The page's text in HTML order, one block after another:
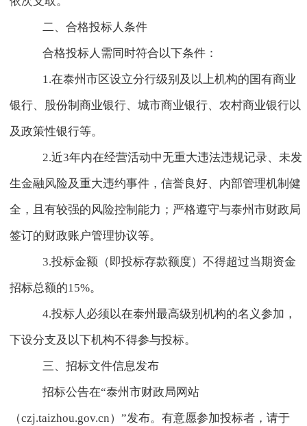
二、合格投标人条件
合格投标人需同时符合以下条件：
1.在泰州市区设立分行级别及以上机构的国有商业
银行、股份制商业银行、城市商业银行、农村商业银行以
及政策性银行等。
2.近3年内在经营活动中无重大违法违规记录、未发
生金融风险及重大违约事件，信誉良好、内部管理机制健
全，且有较强的风险控制能力；严格遵守与泰州市财政局
签订的财政账户管理协议等。
3.投标金额（即投标存款额度）不得超过当期资金
招标总额的15%。
4.投标人必须以在泰州最高级别机构的名义参加，
下设分支及以下机构不得参与投标。
三、招标文件信息发布
招标公告在“泰州市财政局网站
（czj.taizhou.gov.cn）”发布。有意愿参加投标者，请于